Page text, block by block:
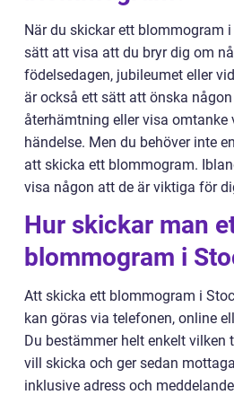
När du skickar ett blommogram
sätt att visa att du bryr dig om
födelsedagen, jubileumet eller
är också ett sätt att önska
återhämtning eller visa omtanke
händelse. Men du behöver inte
att skicka ett blommogram.
visa någon att de är viktiga för
Hur skickar man
blommogram i
Att skicka ett blommogram i
kan göras via telefonen, online
Du bestämmer helt enkelt vilken
vill skicka och ger sedan
inklusive adress och